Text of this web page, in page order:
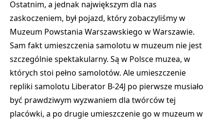
Ostatnim, a jednak największym dla nas
zaskoczeniem, był pojazd, który zobaczyliśmy w
Muzeum Powstania Warszawskiego w Warszawie.
Sam fakt umieszczenia samolotu w muzeum nie jest
szczególnie spektakularny. Są w Polsce muzea, w
których stoi pełno samolotów. Ale umieszczenie
repliki samolotu Liberator B-24J po pierwsze musiało
być prawdziwym wyzwaniem dla twórców tej
placówki, a po drugie umieszczenie go w muzeum w